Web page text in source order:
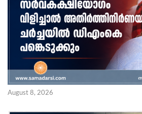
August 8, 2026